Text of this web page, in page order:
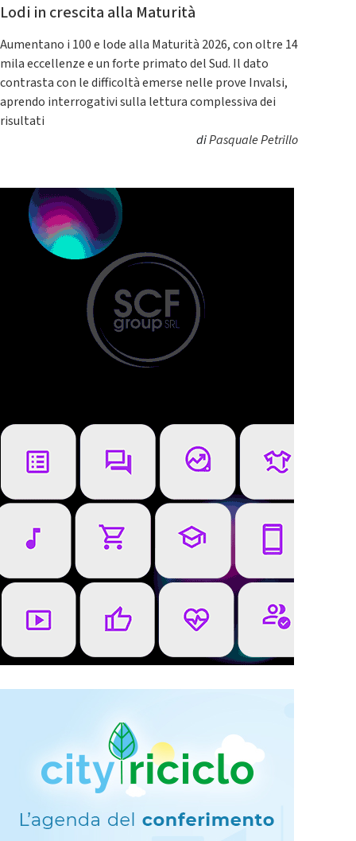
Lodi in crescita alla Maturità
Aumentano i 100 e lode alla Maturità 2026, con oltre 14
mila eccellenze e un forte primato del Sud. Il dato
contrasta con le difficoltà emerse nelle prove Invalsi,
aprendo interrogativi sulla lettura complessiva dei
risultati
diPasquale Petrillo